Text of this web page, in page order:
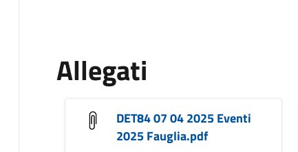
Allegati
DET84 07 04 2025 Eventi
2025 Fauglia.pdf